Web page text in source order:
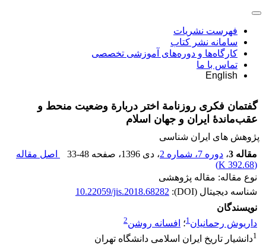
فهرست نشریات
سامانه نشر کتاب
کارگاه‌ها و دوره‌های آموزشی تخصصی
تماس با ما
English
گفتمان فکری روزنامة اختر دربارة وضعیت منحط و
عقب‌ماندۀ ایران و جهان اسلام
پژوهش های ایران شناسی
مقاله 3
، دوره 7، شماره 2 ، دی 1396 ، صفحه 33-48
اصل مقاله
(
392.68 K
)
نوع مقاله: مقاله پژوهشی
شناسه دیجیتال (DOI):
10.22059/jis.2018.68282
نویسندگان
داریوش رحمانیان1؛ افسانه روشن2
1دانشیار تاریخ ایران اسلامی دانشگاه تهران